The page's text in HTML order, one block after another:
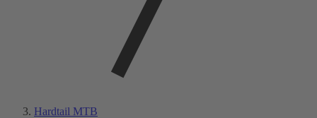
Hardtail MTB